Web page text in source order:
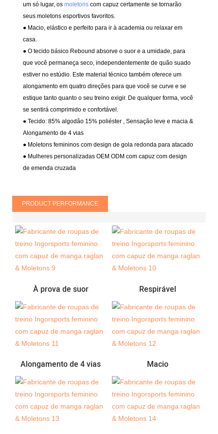
um só lugar, osmoletons com capuz certamente se tornarão
seus moletons esportivos favoritos.
● Macio, elástico e perfeito para ir à academia ou relaxar em
casa.
● O tecido básico Rebound absorve o suor e a umidade, para
que você permaneça seco, independentemente de quão suado
estiver no estúdio. Este material técnico também oferece um
alongamento em quatro direções para que você se curve e se
estique tanto quanto o seu treino exigir. De qualquer forma, você
se sentirá comprimido e confortável.
● Tecido:85% algodão 15% poliéster , Sensação leve e macia &
Alongamento de 4 vias
● Moletons femininos com design de gola redonda para atacado
● Mulheres personalizadas OEM ODM com capuz com design
de emenda cruzada
PRODUCT PERFORMANCE
À prova de suor Respirável
Alongamento de 4 vias Macio